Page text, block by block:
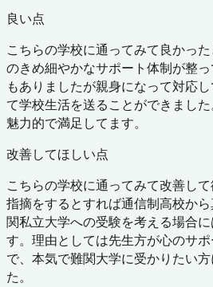
良い点
こちらの学校に通ってみて良かっ
のきめ細やかなサポート体制が整
もありましたが親身になって対応
て学校生活を送ることができまし
魅力的で満足してます。
改善してほしい点
こちらの学校に通ってみて改善し
指摘をするとすれば通信制高校か
関私立大学への受験を考える場合
す。理由としては先生方が心のサ
で、本気で難関大学に受かりたい
た。